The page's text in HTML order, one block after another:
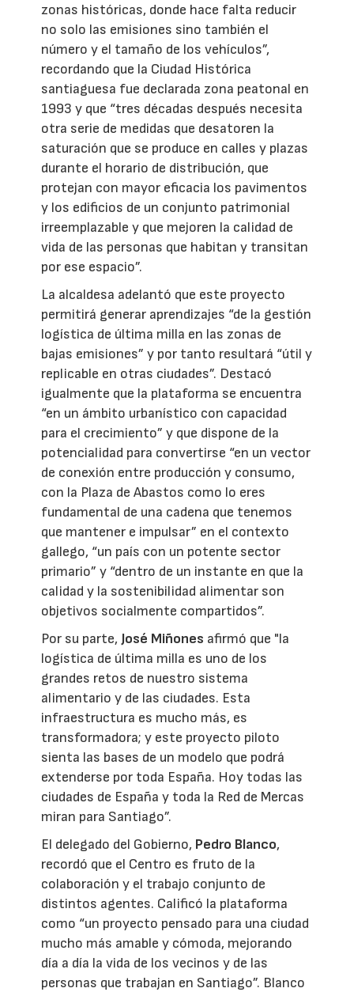
zonas históricas, donde hace falta reducir
no solo las emisiones sino también el
número y el tamaño de los vehículos”,
recordando que la Ciudad Histórica
santiaguesa fue declarada zona peatonal en
1993 y que “tres décadas después necesita
otra serie de medidas que desatoren la
saturación que se produce en calles y plazas
durante el horario de distribución, que
protejan con mayor eficacia los pavimentos
y los edificios de un conjunto patrimonial
irreemplazable y que mejoren la calidad de
vida de las personas que habitan y transitan
por ese espacio”.
La alcaldesa adelantó que este proyecto
permitirá generar aprendizajes “de la gestión
logística de última milla en las zonas de
bajas emisiones” y por tanto resultará “útil y
replicable en otras ciudades”. Destacó
igualmente que la plataforma se encuentra
“en un ámbito urbanístico con capacidad
para el crecimiento” y que dispone de la
potencialidad para convertirse “en un vector
de conexión entre producción y consumo,
con la Plaza de Abastos como lo eres
fundamental de una cadena que tenemos
que mantener e impulsar” en el contexto
gallego, “un país con un potente sector
primario” y “dentro de un instante en que la
calidad y la sostenibilidad alimentar son
objetivos socialmente compartidos”.
Por su parte, José Miñones afirmó que "la
logística de última milla es uno de los
grandes retos de nuestro sistema
alimentario y de las ciudades. Esta
infraestructura es mucho más, es
transformadora; y este proyecto piloto
sienta las bases de un modelo que podrá
extenderse por toda España. Hoy todas las
ciudades de España y toda la Red de Mercas
miran para Santiago”.
El delegado del Gobierno, Pedro Blanco,
recordó que el Centro es fruto de la
colaboración y el trabajo conjunto de
distintos agentes. Calificó la plataforma
como “un proyecto pensado para una ciudad
mucho más amable y cómoda, mejorando
día a día la vida de los vecinos y de las
personas que trabajan en Santiago”. Blanco